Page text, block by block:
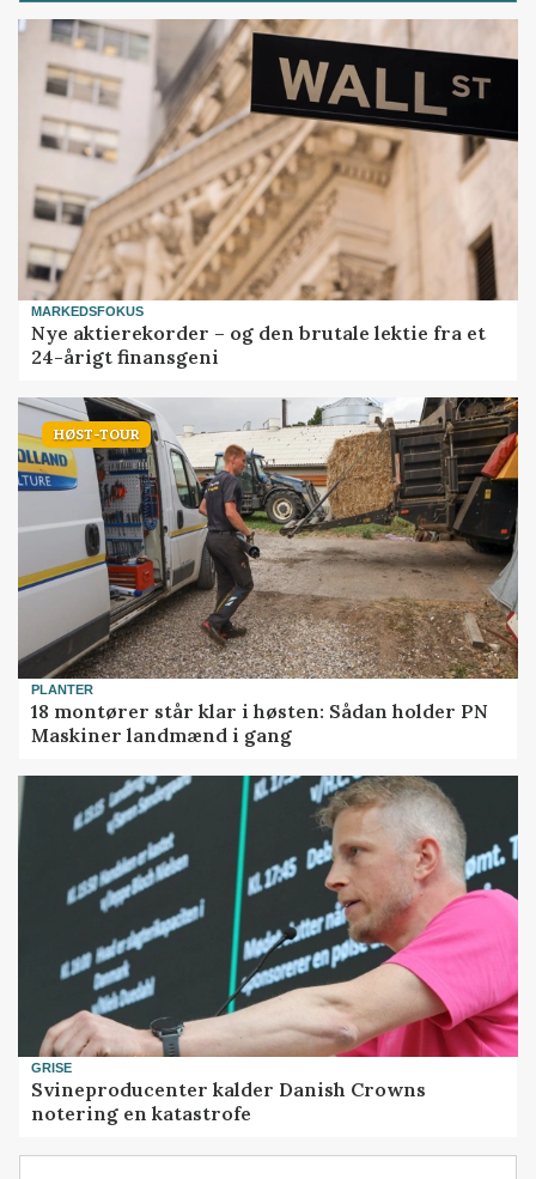
MARKEDSFOKUS
Nye aktierekorder – og den brutale lektie fra et
24-årigt finansgeni
HØST-TOUR
PLANTER
18 montører står klar i høsten: Sådan holder PN
Maskiner landmænd i gang
GRISE
Svineproducenter kalder Danish Crowns
notering en katastrofe